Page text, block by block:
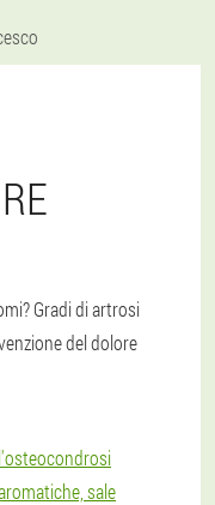
Gradi di artrosi
del dolore
sale